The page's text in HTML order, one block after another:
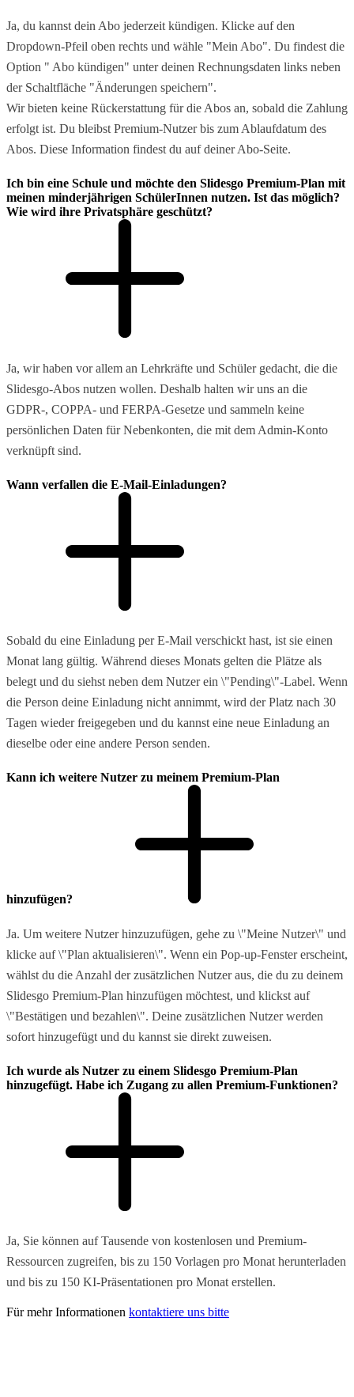
Ja, du kannst dein Abo jederzeit kündigen. Klicke auf den
Dropdown-Pfeil oben rechts und wähle "Mein Abo". Du findest die
Option " Abo kündigen" unter deinen Rechnungsdaten links neben
der Schaltfläche "Änderungen speichern".
Wir bieten keine Rückerstattung für die Abos an, sobald die Zahlung
erfolgt ist. Du bleibst Premium-Nutzer bis zum Ablaufdatum des
Abos. Diese Information findest du auf deiner Abo-Seite.
Ich bin eine Schule und möchte den Slidesgo Premium-Plan mit
meinen minderjährigen SchülerInnen nutzen. Ist das möglich?
Wie wird ihre Privatsphäre geschützt?
Ja, wir haben vor allem an Lehrkräfte und Schüler gedacht, die die
Slidesgo-Abos nutzen wollen. Deshalb halten wir uns an die
GDPR-, COPPA- und FERPA-Gesetze und sammeln keine
persönlichen Daten für Nebenkonten, die mit dem Admin-Konto
verknüpft sind.
Wann verfallen die E-Mail-Einladungen?
Sobald du eine Einladung per E-Mail verschickt hast, ist sie einen
Monat lang gültig. Während dieses Monats gelten die Plätze als
belegt und du siehst neben dem Nutzer ein \"Pending\"-Label. Wenn
die Person deine Einladung nicht annimmt, wird der Platz nach 30
Tagen wieder freigegeben und du kannst eine neue Einladung an
dieselbe oder eine andere Person senden.
Kann ich weitere Nutzer zu meinem Premium-Plan
hinzufügen?
Ja. Um weitere Nutzer hinzuzufügen, gehe zu \"Meine Nutzer\" und
klicke auf \"Plan aktualisieren\". Wenn ein Pop-up-Fenster erscheint,
wählst du die Anzahl der zusätzlichen Nutzer aus, die du zu deinem
Slidesgo Premium-Plan hinzufügen möchtest, und klickst auf
\"Bestätigen und bezahlen\". Deine zusätzlichen Nutzer werden
sofort hinzugefügt und du kannst sie direkt zuweisen.
Ich wurde als Nutzer zu einem Slidesgo Premium-Plan
hinzugefügt. Habe ich Zugang zu allen Premium-Funktionen?
Ja, Sie können auf Tausende von kostenlosen und Premium-
Ressourcen zugreifen, bis zu 150 Vorlagen pro Monat herunterladen
und bis zu 150 KI-Präsentationen pro Monat erstellen.
Für mehr Informationen kontaktiere uns bitte